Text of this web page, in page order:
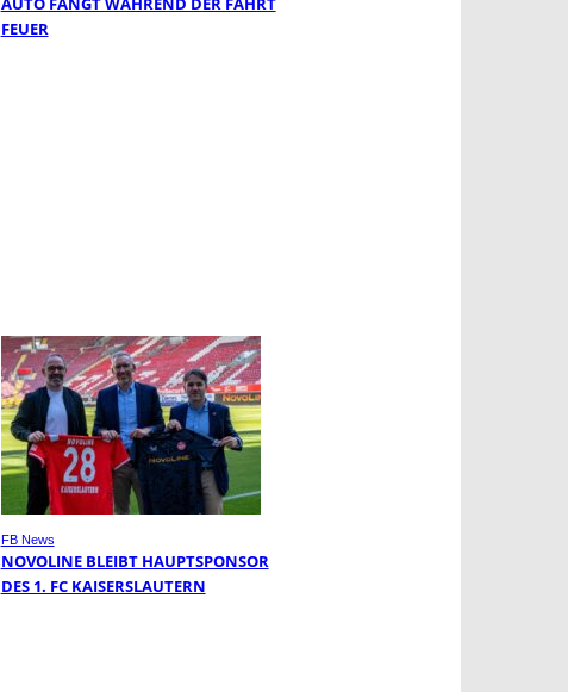
FEUER
FB News
NOVOLINE BLEIBT HAUPTSPONSOR
DES 1. FC KAISERSLAUTERN